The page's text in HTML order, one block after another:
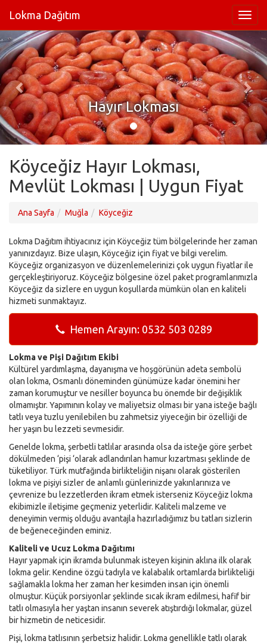
Lokma Dağıtım
Hayır Lokması
Köyceğiz Hayır Lokması,
Mevlüt Lokması | Uygun Fiyat
Ana Sayfa Muğla Köyceğiz
Lokma Dağıtım ihtiyacınız için Köyceğiz tüm bölgelerinde her zaman
yanınızdayız. Bize ulaşın, Köyceğiz için fiyat ve bilgi verelim.
Köyceğiz organizasyon ve düzenlemelerinizi çok uygun fiyatlar ile
gerçekleştiriyoruz. Köyceğiz bölgesine özel paket programlarımızla
Köyceğiz da sizlere en uygun koşullarda mümkün olan en kaliteli
hizmeti sunmaktayız.
Hemen Arayın: 0532 503 0289
Lokma ve Pişi Dağıtım Ekibi
Kültürel yardımlaşma, dayanışma ve hoşgörünün adeta sembolü
olan lokma, Osmanlı döneminden günümüze kadar önemini her
zaman korumuştur ve nesiller boyunca bu önemde bir değişiklik
olmamıştır. Yapımının kolay ve maliyetsiz olması bir yana isteğe bağlı
tatlı veya tuzlu yenilebilen bu zahmetsiz yiyeceğin bir özelliği de
her yaşın bu lezzeti sevmesidir.
Genelde lokma, şerbetli tatlılar arasında olsa da isteğe göre şerbet
dökülmeden ‘pişi ‘olarak adlandırılan hamur kızartması şeklinde de
tüketiliyor. Türk mutfağında birlikteliğin nişanı olarak gösterilen
lokma ve pişiyi sizler de anlamlı günlerinizde yakınlarınıza ve
çevrenize bu lezzetlerden ikram etmek isterseniz Köyceğiz lokma
ekibimizle iletişime geçmeniz yeterlidir. Kaliteli malzeme ve
deneyimin vermiş olduğu avantajla hazırladığımız bu tatları sizlerin
de beğeneceğinden eminiz.
Kaliteli ve Ucuz Lokma Dağıtımı
Hayır yapmak için ikramda bulunmak isteyen kişinin aklına ilk olarak
lokma gelir. Kendine özgü tadıyla ve kalabalık ortamlarda birlikteliği
sağlamakla lokma her zaman her kesimden insan için önemli
olmuştur. Küçük porsiyonlar şeklinde sıcak ikram edilmesi, hafif bir
tatlı olmasıyla her yaştan insanın severek atıştırdığı lokmalar, güzel
bir hizmetin de neticesidir.
Pişi, lokma tatlısının şerbetsiz halidir. Lokma genellikle tatlı olarak